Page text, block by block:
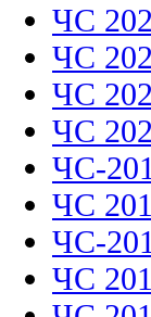
ЧС
ЧС
ЧС
ЧС
ЧС-
ЧС
ЧС-
ЧС